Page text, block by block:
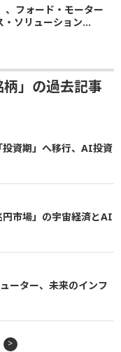
、フォード・モーター
・ソリューション...
柄」の過去記事
投資期」へ移行、AI投資
円市場」の宇宙経済とAI
ーター、未来のインフ